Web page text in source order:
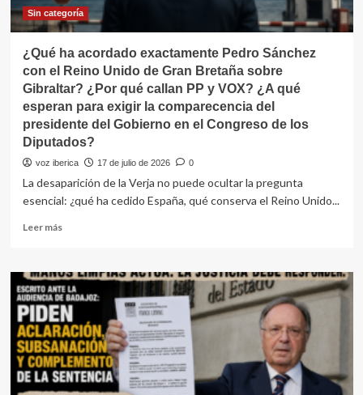
Sin categoría
¿Qué ha acordado exactamente Pedro Sánchez
con el Reino Unido de Gran Bretaña sobre
Gibraltar? ¿Por qué callan PP y VOX? ¿A qué
esperan para exigir la comparecencia del
presidente del Gobierno en el Congreso de los
Diputados?
voz iberica 17 de julio de 2026 0
La desaparición de la Verja no puede ocultar la pregunta
esencial: ¿qué ha cedido España, qué conserva el Reino Unido...
Leer másLeer
¿Qué
ha
acordado
exactamente
Pedro
Sánchez
con
el